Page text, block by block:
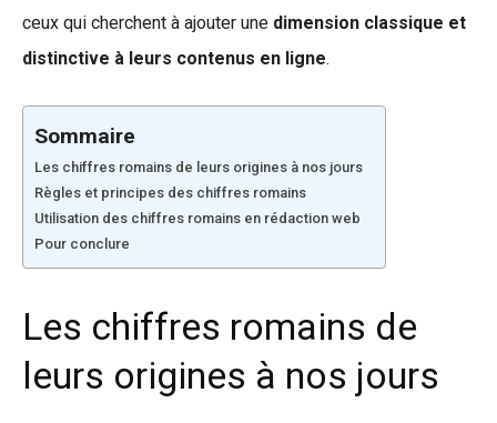
ceux qui cherchent à ajouter une dimension classique et
distinctive à leurs contenus en ligne.
Sommaire
Les chiffres romains de leurs origines à nos jours
Règles et principes des chiffres romains
Utilisation des chiffres romains en rédaction web
Pour conclure
Les chiffres romains de
leurs origines à nos jours